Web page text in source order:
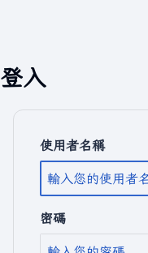
登入
使用者名稱
密碼